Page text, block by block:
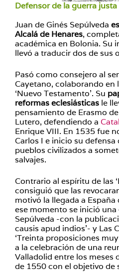
Defensor de la guerra justa
Juan de Ginés Sepúlveda
Alcalá de Henares,
académica en Bolonia. Su
llevó a traducir dos de sus
Pasó como consejero al
Cayetano, colaborando en
‘Nuevo Testamento’. Su
reformas eclesiásticas le
pensamiento de Erasmo
Lutero, defendiendo a
Enrique VIII. En 1535 fue
Carlos I e inicio su
pueblos civilizados a
salvajes.
Contrario al espíritu de las
consiguió que las
motivó la llegada a España
ese momento se inició una
Sepúlveda -con la
causis apud indios’- y Las
‘Treinta proposiciones
a la celebración de una
Valladolid entre los meses
de 1550 con el objetivo de